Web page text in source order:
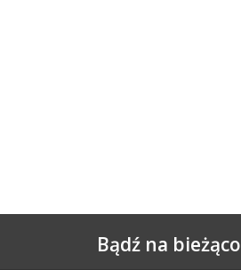
Bądź na bieżąco